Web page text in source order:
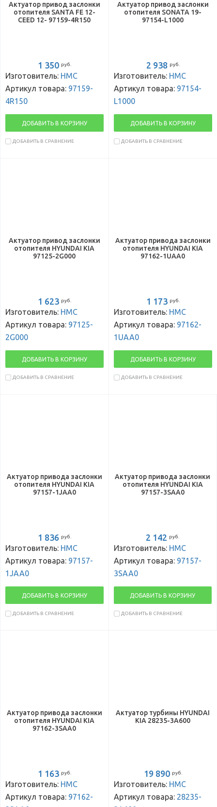
Актуатор привод заслонки
отопителя SANTA FE 12-
CEED 12- 97159-4R150
1 350 руб.
Изготовитель: HMC
Артикул товара: 97159-
4R150
ДОБАВИТЬ В КОРЗИНУ
ДОБАВИТЬ В СРАВНЕНИЕ
Актуатор привод заслонки
отопителя SONATA 19-
97154-L1000
2 938 руб.
Изготовитель: HMC
Артикул товара: 97154-
L1000
ДОБАВИТЬ В КОРЗИНУ
ДОБАВИТЬ В СРАВНЕНИЕ
Актуатор привод заслонки
отопителя HYUNDAI KIA
97125-2G000
1 623 руб.
Изготовитель: HMC
Артикул товара: 97125-
2G000
ДОБАВИТЬ В КОРЗИНУ
ДОБАВИТЬ В СРАВНЕНИЕ
Актуатор привода заслонки
отопителя HYUNDAI KIA
97162-1UAA0
1 173 руб.
Изготовитель: HMC
Артикул товара: 97162-
1UAA0
ДОБАВИТЬ В КОРЗИНУ
ДОБАВИТЬ В СРАВНЕНИЕ
Актуатор привода заслонки
отопителя HYUNDAI KIA
97157-1JAA0
1 836 руб.
Изготовитель: HMC
Артикул товара: 97157-
1JAA0
ДОБАВИТЬ В КОРЗИНУ
ДОБАВИТЬ В СРАВНЕНИЕ
Актуатор привода заслонки
отопителя HYUNDAI KIA
97157-3SAA0
2 142 руб.
Изготовитель: HMC
Артикул товара: 97157-
3SAA0
ДОБАВИТЬ В КОРЗИНУ
ДОБАВИТЬ В СРАВНЕНИЕ
Актуатор привода заслонки
отопителя HYUNDAI KIA
97162-3SAA0
1 163 руб.
Изготовитель: HMC
Артикул товара: 97162-
Актуатор турбины HYUNDAI
KIA 28235-3A600
19 890 руб.
Изготовитель: HMC
Артикул товара: 28235-